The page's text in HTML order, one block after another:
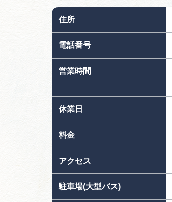
住所
電話番号
営業時間
休業日
料金
アクセス
駐車場(大型バス)